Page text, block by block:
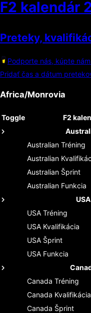
F2 kalendár
Preteky,
Podporte nás, kúpte
Pridať čas a dátum
Africa/Monrovia
Toggle F2
Australian Tréning
Australian
Australian Šprint
Australian Funkcia
USA
USA Tréning
USA Kvalifikácia
USA Šprint
USA Funkcia
Canada Tréning
Canada Kvalifikácia
Canada Šprint